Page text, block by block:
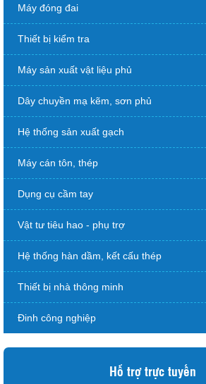
Máy đóng đai
Thiết bị kiểm tra
Máy sản xuất vật liệu phủ
Dây chuyền mạ kẽm, sơn phủ
Hệ thống sản xuất gạch
Máy cán tôn, thép
Dụng cụ cầm tay
Vật tư tiêu hao - phụ trợ
Hệ thống hàn dầm, kết cấu thép
Thiết bị nhà thông minh
Đinh công nghiệp
Hỗ trợ trực tuyến